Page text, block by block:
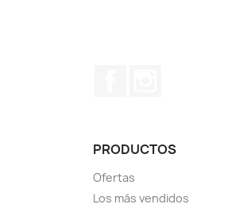
PRODUCTOS
Ofertas
Los más vendidos